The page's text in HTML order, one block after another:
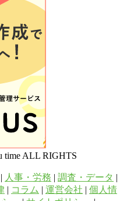
time ALL RIGHTS
| 人事・労務 | 調査・データ |
| コラム | 運営会社 | 個人情